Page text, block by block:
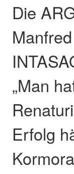
Die
„Man
Erfolg